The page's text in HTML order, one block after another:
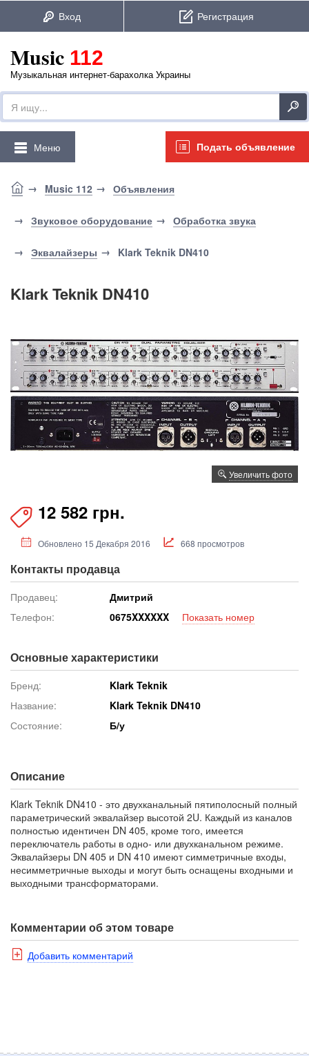
Music 112
Музыкальная интернет-барахолка Украины
Подать объявление
Меню
Music 112 Объявления
Звуковое оборудование Обработка звука
Эквалайзеры Klark Teknik DN410
Klark Teknik DN410
Увеличить фото
12 582 грн.
Обновлено 15 Декабря 2016 668 просмотров
Контакты продавца
Продавец:
Дмитрий
Телефон:
0675XXXXXX Показать номер
Основные характеристики
Бренд:
Klark Teknik
Название:
Klark Teknik DN410
Состояние:
Б/у
Описание
Klark Teknik DN410 - это двухканальный пятиполосный полный
параметрический эквалайзер высотой 2U. Каждый из каналов
полностью идентичен DN 405, кроме того, имеется
переключатель работы в одно- или двухканальном режиме.
Эквалайзеры DN 405 и DN 410 имеют симметричные входы,
несимметричные выходы и могут быть оснащены входными и
выходными трансформаторами.
Комментарии об этом товаре
Добавить комментарий